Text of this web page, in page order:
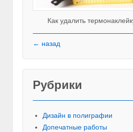
Как удалить
← назад
Рубрики
Дизайн в полиграфии
Допечатные работы